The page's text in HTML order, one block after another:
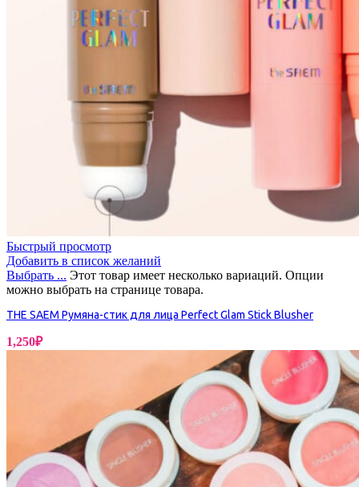
Быстрый просмотр
Добавить в список желаний
Выбрать ... Этот товар имеет несколько вариаций. Опции
можно выбрать на странице товара.
THE SAEM Румяна-стик для лица Perfect Glam Stick Blusher
1,250₽